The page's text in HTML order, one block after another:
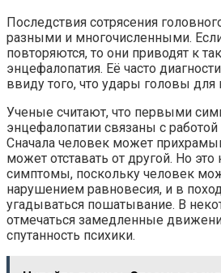
Последствия сотрясения
разными и многочисленными.
повторяются, то они приводят к
энцефалопатия. Её часто
ввиду того, что удары головы для
Ученые считают, что первыми
энцефалопатии связаны с
Сначала человек может
может отставать от другой. Но
симптомы, поскольку человек
нарушением равновесия, и в
угадываться пошатывание. В
отмечаться замедленные
спутанность психики.